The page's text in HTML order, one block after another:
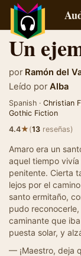
Un
por Ramón del
Leído por Alba
Spanish · Christian
Gothic Fiction
4.4★(13 reseñas)
Amaro era un
aquel tiempo
penitente. Cierta
lejos por el
santo ermitaño,
pudo
caminante que
puesta solar, y
— ¡Maestro, deja